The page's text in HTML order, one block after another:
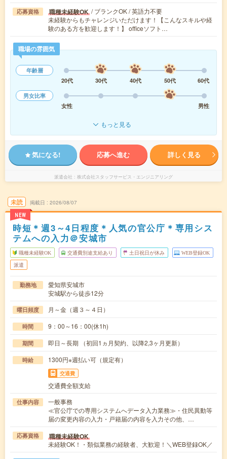
応募資格 職種未経験OK / ブランクOK / 英語力不要
未経験からもチャレンジいただけます！【こんなスキルや経
験のある方を歓迎します！】 officeソフト…
職場の雰囲気
年齢層
20代
30代 40代 50代
60代
男女比率
女性
男性
もっと見る
気になる! 応募へ進む 詳しく見る
派遣会社 株式会社スタッフサービス・エンジニアリング
未読
NEW
掲載日 2026/08/07
時短＊週3～4日程度＊人気の官公庁＊専用シス
テムへの入力＠安城市
職種未経験OK 交通費別途支給あり 土日祝日が休み WEB登録OK
派遣
勤務地
愛知県安城市
安城駅から徒歩12分
曜日頻度 月～金（週３～４日）
時間 9：00～16：00(休1h)
期間 即日～長期 （初回1ヵ月契約、以降2,3ヶ月更新）
時給 1300円※週払い可（規定有）
交通費
交通費全額支給
仕事内容
一般事務
≪官公庁での専用システムへデータ入力業務≫・住民異動等
届の変更内容の入力・戸籍届の内容を入力その他、…
応募資格 職種未経験OK
未経験OK！・類似業務の経験者、大歓迎！＼WEB登録OK／